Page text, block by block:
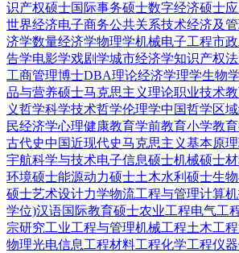
识产权硕士国际事务硕士数字经济硕士
世界经济电子商务公共关系技术经济及
济学数量经济学物理学机械电子工程市
告学电影学戏剧学城市经济学知识产权法
工商管理博士DBA理论经济学理学生物学
品与营养硕士马克思主义理论职业技术
义哲学科学技术哲学伦理学中国哲学区
民经济学心理健康教育学前教育小学教育
古代史中国近现代史马克思主义基本原理
宇航科学与技术电子信息硕士机械硕士
环境硕士能源动力硕士土木水利硕士生
硕士艺术设计力学物流工程与管理计算
学位)汉语国际教育硕士农业工程电气工
宗研究工业工程与管理机械工程土木工程
物理光电信息工程材料工程化学工程仪